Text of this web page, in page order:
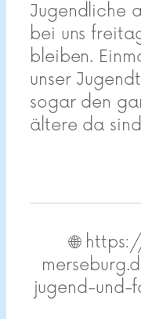
Jugendliche
bei uns
bleiben.
unser
sogar den
ältere da
🌐
jugend-